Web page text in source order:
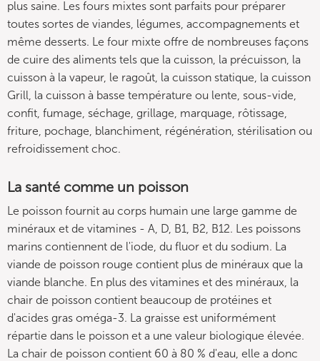
plus saine. Les fours mixtes sont parfaits pour préparer
toutes sortes de viandes, légumes, accompagnements et
même desserts. Le four mixte offre de nombreuses façons
de cuire des aliments tels que la cuisson, la précuisson, la
cuisson à la vapeur, le ragoût, la cuisson statique, la cuisson
Grill, la cuisson à basse température ou lente, sous-vide,
confit, fumage, séchage, grillage, marquage, rôtissage,
friture, pochage, blanchiment, régénération, stérilisation ou
refroidissement choc.
La santé comme un poisson
Le poisson fournit au corps humain une large gamme de
minéraux et de vitamines - A, D, B1, B2, B12. Les poissons
marins contiennent de l'iode, du fluor et du sodium. La
viande de poisson rouge contient plus de minéraux que la
viande blanche. En plus des vitamines et des minéraux, la
chair de poisson contient beaucoup de protéines et
d'acides gras oméga-3. La graisse est uniformément
répartie dans le poisson et a une valeur biologique élevée.
La chair de poisson contient 60 à 80 % d'eau, elle a donc